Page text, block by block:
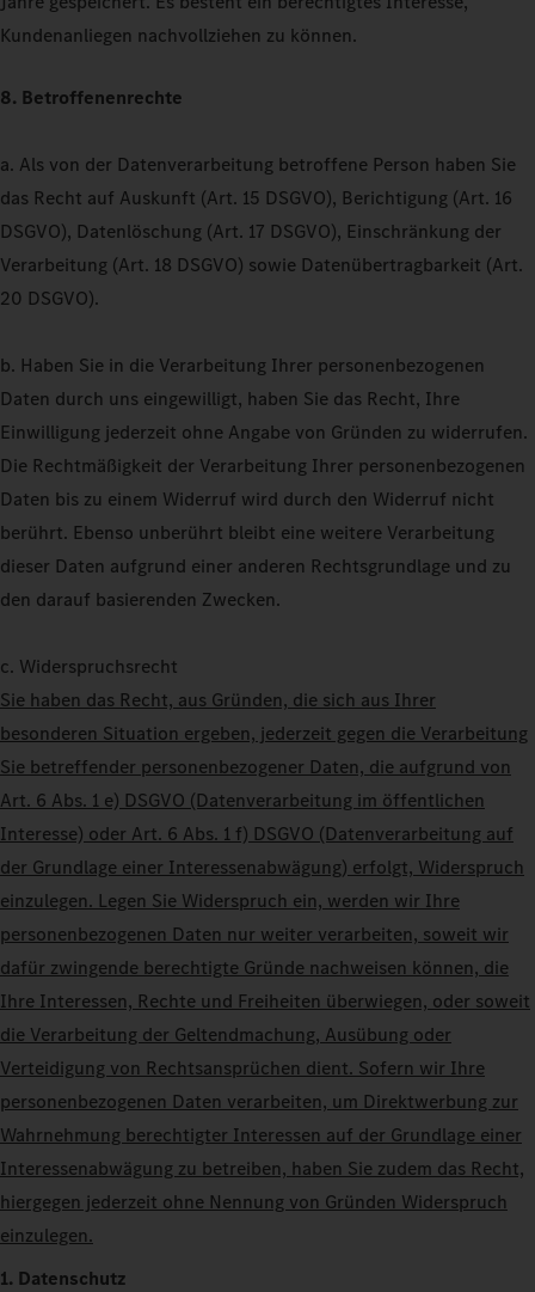
Kundenanliegen nachvollziehen zu können.
8. Betroffenenrechte
a. Als von der Datenverarbeitung betroffene Person haben Sie
das Recht auf Auskunft (Art. 15 DSGVO), Berichtigung (Art. 16
DSGVO), Datenlöschung (Art. 17 DSGVO), Einschränkung der
Verarbeitung (Art. 18 DSGVO) sowie Datenübertragbarkeit (Art.
20 DSGVO).
b. Haben Sie in die Verarbeitung Ihrer personenbezogenen
Daten durch uns eingewilligt, haben Sie das Recht, Ihre
Einwilligung jederzeit ohne Angabe von Gründen zu widerrufen.
Die Rechtmäßigkeit der Verarbeitung Ihrer personenbezogenen
Daten bis zu einem Widerruf wird durch den Widerruf nicht
berührt. Ebenso unberührt bleibt eine weitere Verarbeitung
dieser Daten aufgrund einer anderen Rechtsgrundlage und zu
den darauf basierenden Zwecken.
c. Widerspruchsrecht
Sie haben das Recht, aus Gründen, die sich aus Ihrer
besonderen Situation ergeben, jederzeit gegen die Verarbeitung
Sie betreffender personenbezogener Daten, die aufgrund von
Art. 6 Abs. 1 e) DSGVO (Datenverarbeitung im öffentlichen
Interesse) oder Art. 6 Abs. 1 f) DSGVO (Datenverarbeitung auf
der Grundlage einer Interessenabwägung) erfolgt, Widerspruch
einzulegen. Legen Sie Widerspruch ein, werden wir Ihre
personenbezogenen Daten nur weiter verarbeiten, soweit wir
dafür zwingende berechtigte Gründe nachweisen können, die
Ihre Interessen, Rechte und Freiheiten überwiegen, oder soweit
die Verarbeitung der Geltendmachung, Ausübung oder
Verteidigung von Rechtsansprüchen dient. Sofern wir Ihre
personenbezogenen Daten verarbeiten, um Direktwerbung zur
Wahrnehmung berechtigter Interessen auf der Grundlage einer
Interessenabwägung zu betreiben, haben Sie zudem das Recht,
hiergegen jederzeit ohne Nennung von Gründen Widerspruch
einzulegen.
1. Datenschutz